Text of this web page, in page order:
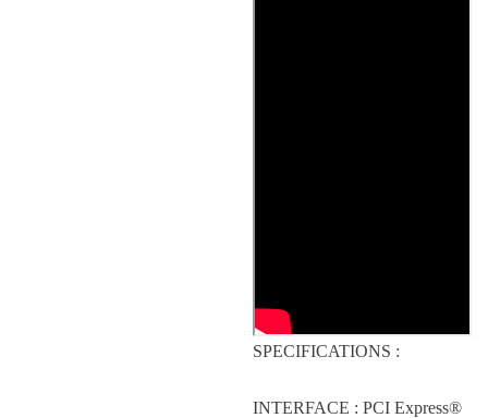
SPECIFICATIONS :
INTERFACE : PCI Express®